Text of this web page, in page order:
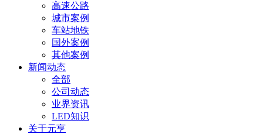
高速公路
城市案例
车站地铁
国外案例
其他案例
新闻动态
全部
公司动态
业界资讯
LED知识
关于元亨